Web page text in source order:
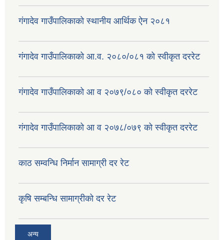
गंगादेव गाउँपालिकाको स्थानीय आर्थिक ऐन २०८१
गंगादेव गाउँपालिकाको आ.व. २०८०/०८१ को स्वीकृत दररेट
गंगादेव गाउँपालिकाको आ व २०७९/०८० को स्वीकृत दररेट
गंगादेव गाउँपालिकाको आ व २०७८/०७९ को स्वीकृत दररेट
काठ सम्वन्धि निर्मान सामाग्री दर रेट
कृषि सम्बन्धि सामाग्रीको दर रेट
अन्य